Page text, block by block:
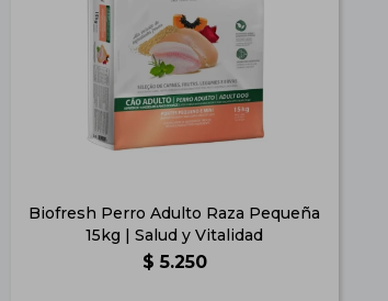
Biofresh Perro Adulto Raza Pequeña
15kg | Salud y Vitalidad
$ 5.250